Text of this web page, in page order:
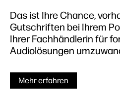
Das ist Ihre Chance,
Gutschriften bei Ihrem
Ihrer Fachhändlerin für
Audiolösungen
Mehr erfahren